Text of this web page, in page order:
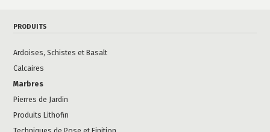
PRODUITS
Ardoises, Schistes et Basalt
Calcaires
Marbres
Pierres de Jardin
Produits Lithofin